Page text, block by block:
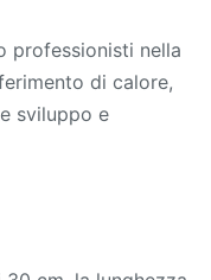
professionisti nella
di calore,
sviluppo e